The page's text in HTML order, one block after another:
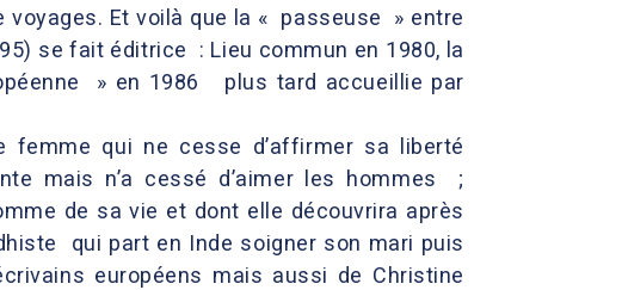
voyages. Et voilà que la « passeuse » entre
se fait éditrice : Lieu commun en 1980, la
» en 1986 plus tard accueillie par
qui ne cesse d’affirmer sa liberté
mais n’a cessé d’aimer les hommes ;
de sa vie et dont elle découvrira après
qui part en Inde soigner son mari puis
européens mais aussi de Christine